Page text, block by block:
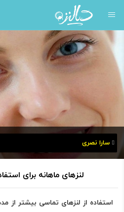
سارا نصری
لنزهای ماهانه برای
استفاده از لنزهای تماسی بیشتر از